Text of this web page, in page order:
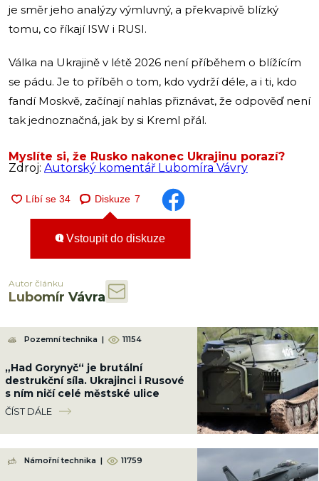
je směr jeho analýzy výmluvný, a překvapivě blízký
tomu, co říkají ISW i RUSI.
Válka na Ukrajině v létě 2026 není příběhem o blížícím
se pádu. Je to příběh o tom, kdo vydrží déle, a i ti, kdo
fandí Moskvě, začínají nahlas přiznávat, že odpověď není
tak jednoznačná, jak by si Kreml přál.
Myslíte si, že Rusko nakonec Ukrajinu porazí?
Zdroj: Autorský komentář Lubomíra Vávry
Diskuze 7
Vstoupit do diskuze
Autor článku
Lubomír Vávra
Pozemní technika | 11154
„Had Gorynyč“ je brutální
destrukční síla. Ukrajinci i Rusové
s ním ničí celé městské ulice
ČÍST DÁLE
Námořní technika | 11759